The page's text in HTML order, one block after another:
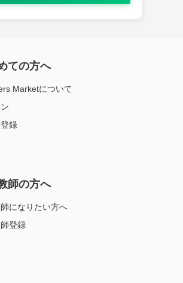
ての方へ
Marketについて
録
師の方へ
になりたい方へ
登録